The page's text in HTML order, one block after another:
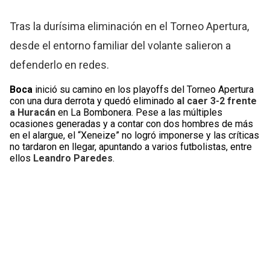
Tras la durísima eliminación en el Torneo Apertura,
desde el entorno familiar del volante salieron a
defenderlo en redes.
Boca inició su camino en los playoffs del Torneo Apertura
con una dura derrota y quedó eliminado al caer 3-2 frente
a Huracán en La Bombonera. Pese a las múltiples
ocasiones generadas y a contar con dos hombres de más
en el alargue, el “Xeneize” no logró imponerse y las críticas
no tardaron en llegar, apuntando a varios futbolistas, entre
ellos Leandro Paredes.